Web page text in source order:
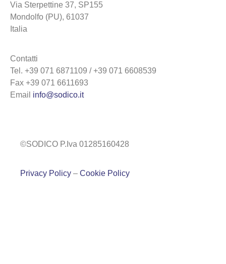
Via Sterpettine 37, SP155
Mondolfo (PU), 61037
Italia
Contatti
Tel. +39 071 6871109 / +39 071 6608539
Fax +39 071 6611693
Email info@sodico.it
©SODICO P.Iva 01285160428
Privacy Policy – Cookie Policy